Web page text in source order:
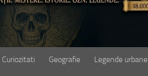
Curiozitati Geografie Legende urbane